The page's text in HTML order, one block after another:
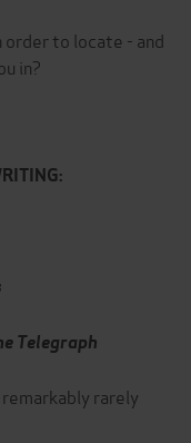
to locate - and
in?
Telegraph
rarely